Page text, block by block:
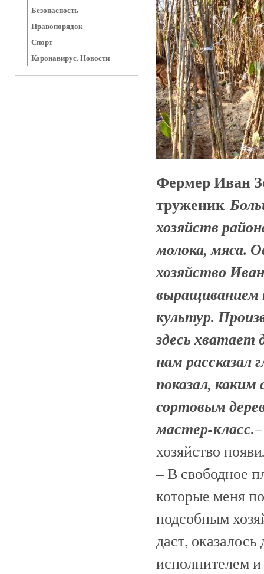
Безопасность
Правопорядок
Спорт
Коронавирус. Новости
Фермер Иван
труженик
хозяйств
молока, мяса.
хозяйство
выращиванием
культур.
здесь хватает
нам рассказал
показал,
сортовым
мастер-класс.
хозяйство
– В свободное
которые меня
подсобным
даст,
исполнителем